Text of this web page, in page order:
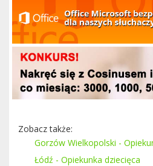
Zobacz także:
Gorzów Wielkopolski -
Łódź - Opiekunka dziecięca